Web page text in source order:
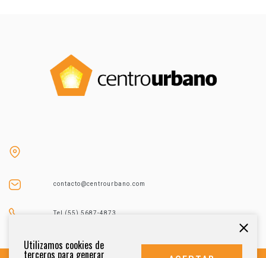
contacto@centrourbano.com
Tel (55) 5687-4873
Utilizamos cookies de
terceros para generar